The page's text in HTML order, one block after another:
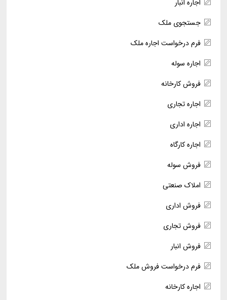
اجاره انبار
جستجوی ملک
فرم درخواست اجاره ملک
اجاره سوله
فروش کارخانه
اجاره تجاری
اجاره اداری
اجاره کارگاه
فروش سوله
املاک صنعتی
فروش اداری
فروش تجاری
فروش انبار
فرم درخواست فروش ملک
اجاره کارخانه